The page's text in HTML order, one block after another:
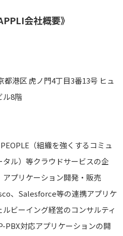
会社概要》
都港区 虎ノ門4丁目3番13号 ヒュ
ル8階
（組織を強くするコミュ
タル）等クラウドサービスの企
アプリケーション開発・販売
、Salesforce等の連携アプリケ
ビーイング経営のコンサルティ
PBX対応アプリケーションの開